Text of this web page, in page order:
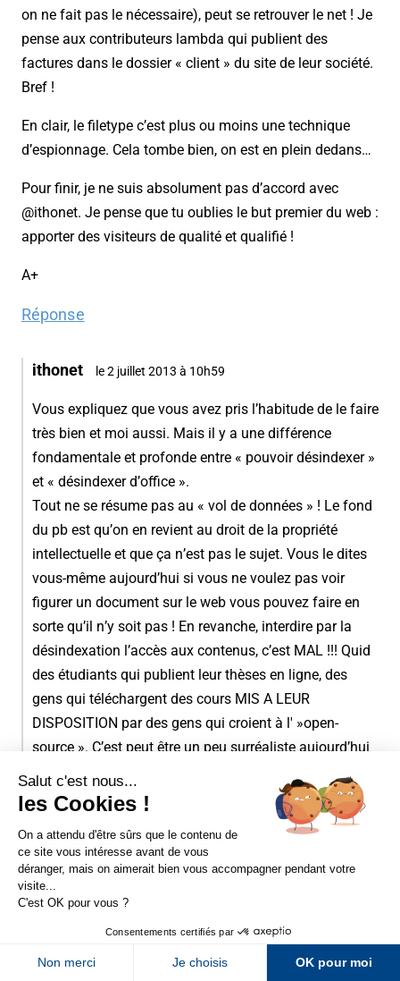
Sur LinkedIn Sur Youtube
Sur X Sur Facebook
Newsletter Abondance
on ne fait pas le nécessaire), peut se retrouver le net ! Je
pense aux contributeurs lambda qui publient des
factures dans le dossier « client » du site de leur société.
Bref !
En clair, le filetype c’est plus ou moins une technique
d’espionnage. Cela tombe bien, on est en plein dedans…
Pour finir, je ne suis absolument pas d’accord avec
@ithonet. Je pense que tu oublies le but premier du web :
apporter des visiteurs de qualité et qualifié !
A+
Réponse
ithonet le 2 juillet 2013 à 10h59
Vous expliquez que vous avez pris l’habitude de le faire
très bien et moi aussi. Mais il y a une différence
fondamentale et profonde entre « pouvoir désindexer »
et « désindexer d’office ».
Tout ne se résume pas au « vol de données » ! Le fond
du pb est qu’on en revient au droit de la propriété
intellectuelle et que ça n’est pas le sujet. Vous le dites
vous-même aujourd’hui si vous ne voulez pas voir
figurer un document sur le web vous pouvez faire en
sorte qu’il n’y soit pas ! En revanche, interdire par la
désindexation l’accès aux contenus, c’est MAL !!! Quid
des étudiants qui publient leur thèses en ligne, des
gens qui téléchargent des cours MIS A LEUR
DISPOSITION par des gens qui croient à l' »open-
source ». C’est peut être un peu surréaliste aujourd’hui
distribution des connaissances SI L’ON VEUT ! A mon
sens le problème n’est pas technique ou liées à de
bonnes pratiques mais ETHIQUE !
Réponse
le 2 juillet 2013 à 12h40